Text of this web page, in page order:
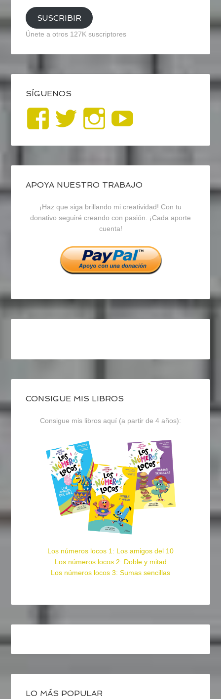
SUSCRIBIR
Únete a otros 127K suscriptores
SÍGUENOS
Ver
perfil
de
blogrecursosep
en
Facebook
Ver
perfil
de
recursosep
en
Twitter
Ver
perfil
de
recursosep
en
Instagram
APOYA NUESTRO TRABAJO
¡Haz que siga brillando mi creatividad! Con tu
donativo seguiré creando con pasión. ¡Cada aporte
cuenta!
CONSIGUE MIS LIBROS
Consigue mis libros aquí (a partir de 4 años):
Los números locos 1: Los amigos del 10
Los números locos 2: Doble y mitad
Los números locos 3: Sumas sencillas
LO MÁS POPULAR